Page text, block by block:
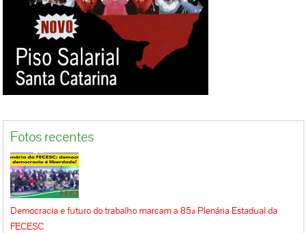
Fotos recentes
Democracia e futuro do trabalho marcam a 85ª Plenária Estadual da
FECESC